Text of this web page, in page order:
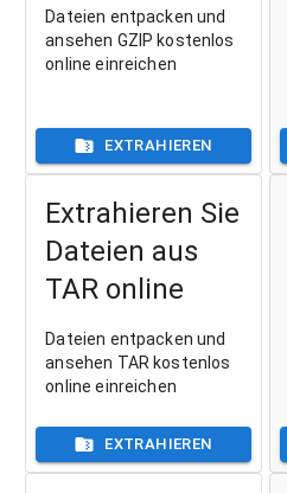
Dateien entpacken und
ansehen GZIP kostenlos
online einreichen
EXTRAHIEREN
Extrahieren Sie
Dateien aus
TAR online
Dateien entpacken und
ansehen TAR kostenlos
online einreichen
EXTRAHIEREN